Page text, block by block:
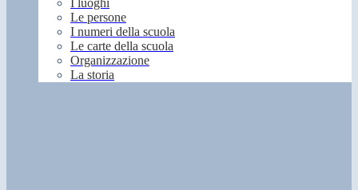
I luoghi
Le persone
I numeri della scuola
Le carte della scuola
Organizzazione
La storia